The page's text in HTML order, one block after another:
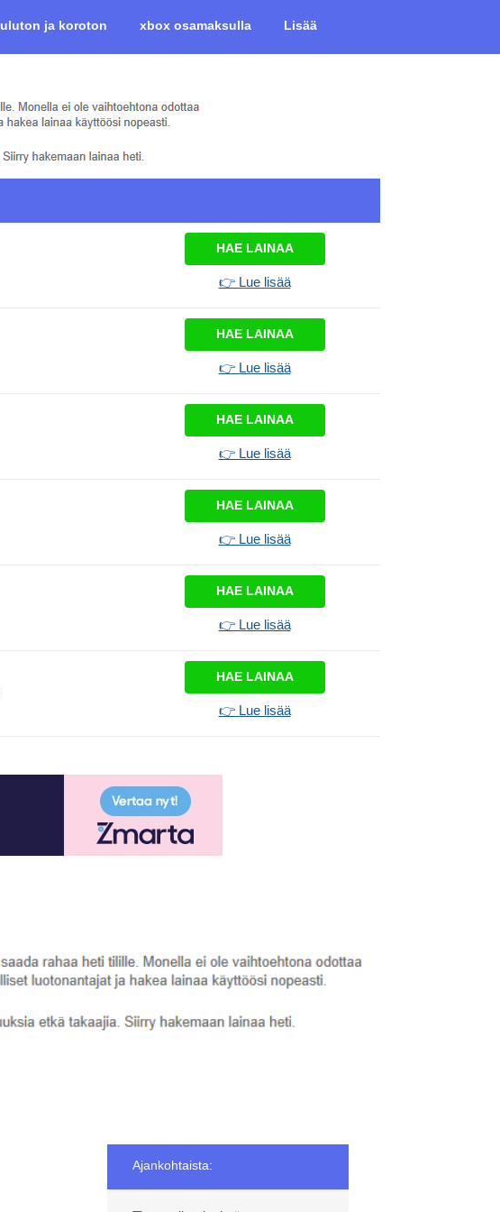
ja koroton xbox osamaksulla Lisää
HAE LAINAA
👉 Lue lisää
HAE LAINAA
👉 Lue lisää
HAE LAINAA
👉 Lue lisää
HAE LAINAA
👉 Lue lisää
HAE LAINAA
👉 Lue lisää
HAE LAINAA
👉 Lue lisää
Ajankohtaista: